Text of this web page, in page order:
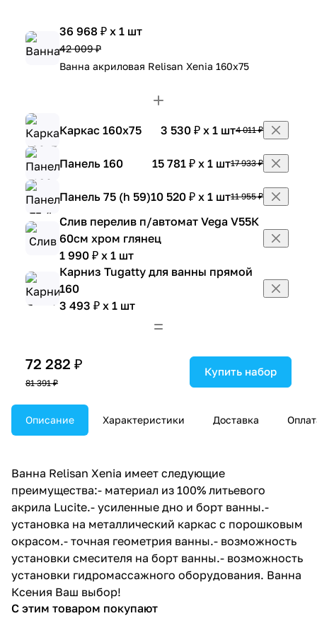
36 968 ₽ x 1 шт
42 009 ₽
Ванна акриловая Relisan Xenia 160х75
Каркас 160х75 3 530 ₽ x 1 шт4 011 ₽
Панель 160 15 781 ₽ x 1 шт17 933 ₽
Панель 75 (h 59)10 520 ₽ x 1 шт11 955 ₽
Слив перелив п/автомат Vega V55К
60см хром глянец
1 990 ₽ x 1 шт
Карниз Tugatty для ванны прямой
160
3 493 ₽ x 1 шт
72 282 ₽
81 391 ₽
Купить набор
Описание Характеристики Доставка
Ванна Relisan Xenia имеет следующие
преимущества:- материал из 100% литьевого
акрила Lucite.- усиленные дно и борт ванны.-
установка на металлический каркас с порошковым
окрасом.- точная геометрия ванны.- возможность
установки смесителя на борт ванны.- возможность
установки гидромассажного оборудования. Ванна
Ксения Ваш выбор!
С этим товаром покупают